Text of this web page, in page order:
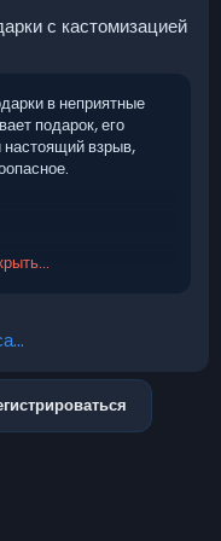
с кастомизацией
в неприятные
подарок, его
настоящий взрыв,
сервер, а
урон в